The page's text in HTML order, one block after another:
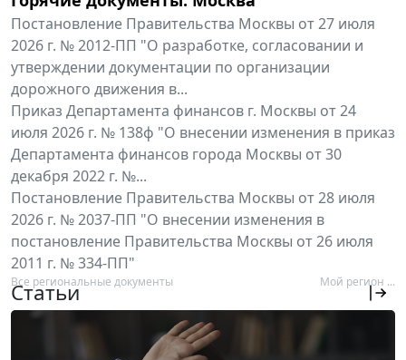
Постановление Правительства Москвы от 27 июля
2026 г. № 2012-ПП "О разработке, согласовании и
утверждении документации по организации
дорожного движения в...
Приказ Департамента финансов г. Москвы от 24
июля 2026 г. № 138ф "О внесении изменения в приказ
Департамента финансов города Москвы от 30
декабря 2022 г. №...
Постановление Правительства Москвы от 28 июля
2026 г. № 2037-ПП "О внесении изменения в
постановление Правительства Москвы от 26 июля
2011 г. № 334-ПП"
Все региональные документы Мой регион ...
Статьи